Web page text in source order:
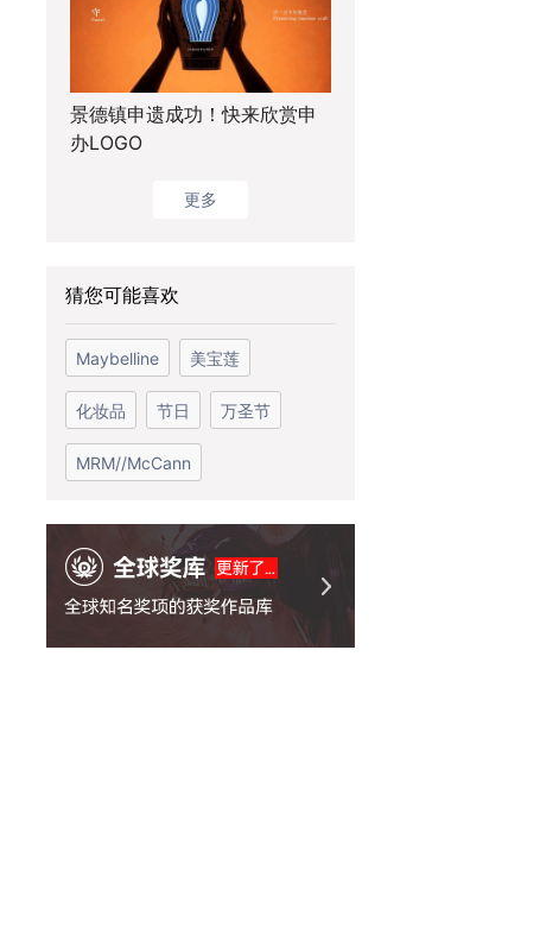
景德镇申遗成功！快来欣赏申
办LOGO
更多
猜您可能喜欢
Maybelline 美宝莲
化妆品 节日 万圣节
MRM//McCann